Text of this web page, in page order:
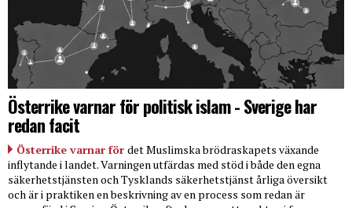
Österrike varnar för politisk islam - Sverige har
redan facit
Österrike varnar för det Muslimska brödraskapets växande
inflytande i landet. Varningen utfärdas med stöd i både den egna
säkerhetstjänsten och Tysklands säkerhetstjänst årliga översikt
och är i praktiken en beskrivning av en process som redan är